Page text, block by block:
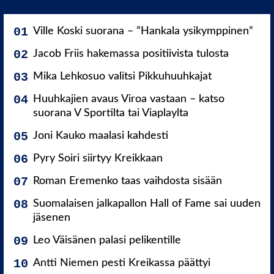
Ville Koski suorana – ”Hankala ysikymppinen”
Jacob Friis hakemassa positiivista tulosta
Mika Lehkosuo valitsi Pikkuhuuhkajat
Huuhkajien avaus Viroa vastaan – katso
suorana V Sportilta tai Viaplaylta
Joni Kauko maalasi kahdesti
Pyry Soiri siirtyy Kreikkaan
Roman Eremenko taas vaihdosta sisään
Suomalaisen jalkapallon Hall of Fame sai uuden
jäsenen
Leo Väisänen palasi pelikentille
Antti Niemen pesti Kreikassa päättyi